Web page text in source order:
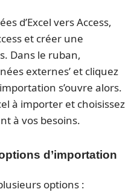
d’Excel vers Access,
et créer une
Dans le ruban,
externes’ et cliquez
s’ouvre alors.
à importer et choisissez
à vos besoins.
d’importation
options :